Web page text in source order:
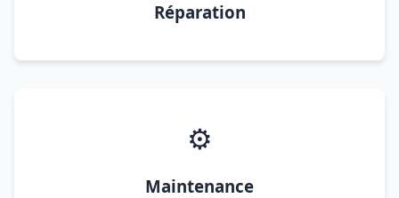
Réparation
⚙️
Maintenance